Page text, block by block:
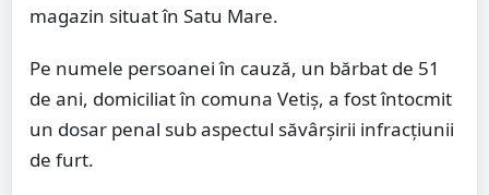
magazin situat în Satu Mare.
Pe numele persoanei în cauză, un bărbat de 51
de ani, domiciliat în comuna Vetiș, a fost întocmit
un dosar penal sub aspectul săvârșirii infracțiunii
de furt.